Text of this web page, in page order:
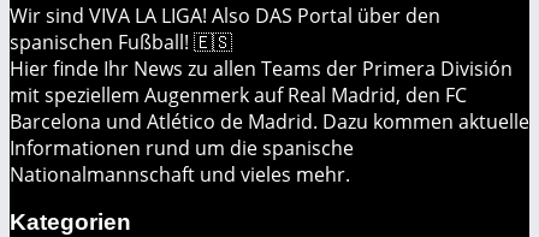
Wir sind VIVA LA LIGA! Also DAS Portal über den
spanischen Fußball! 🇪🇸
Hier finde Ihr News zu allen Teams der Primera División
mit speziellem Augenmerk auf Real Madrid, den FC
Barcelona und Atlético de Madrid. Dazu kommen aktuelle
Informationen rund um die spanische
Nationalmannschaft und vieles mehr.
Kategorien